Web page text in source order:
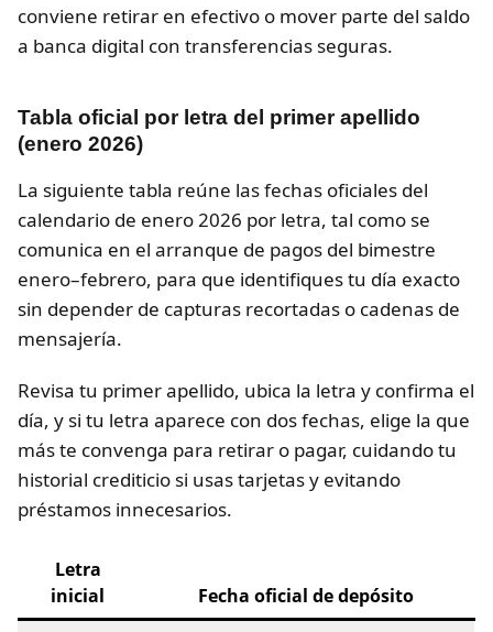
conviene retirar en efectivo o mover parte del saldo
a banca digital con transferencias seguras.
Tabla oficial por letra del primer apellido
(enero 2026)
La siguiente tabla reúne las fechas oficiales del
calendario de enero 2026 por letra, tal como se
comunica en el arranque de pagos del bimestre
enero–febrero, para que identifiques tu día exacto
sin depender de capturas recortadas o cadenas de
mensajería.
Revisa tu primer apellido, ubica la letra y confirma el
día, y si tu letra aparece con dos fechas, elige la que
más te convenga para retirar o pagar, cuidando tu
historial crediticio si usas tarjetas y evitando
préstamos innecesarios.
Letra
inicial
Fecha oficial de depósito